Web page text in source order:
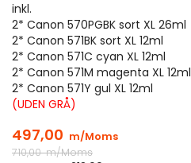
inkl.
2* Canon 570PGBK sort XL 26ml
2* Canon 571BK sort XL 12ml
2* Canon 571C cyan XL 12ml
2* Canon 571M magenta XL 12ml
2* Canon 571Y gul XL 12ml
(UDEN GRÅ)
497,00 m/Moms
710,00m/Moms